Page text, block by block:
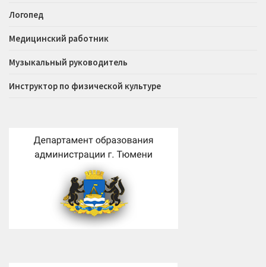
Логопед
Медицинский работник
Музыкальный руководитель
Инструктор по физической культуре